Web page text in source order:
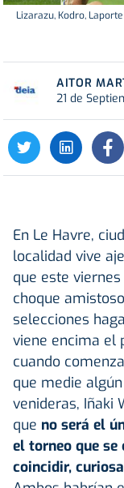
Lizarazu, Kodro,
AITOR
21 de
En Le Havre,
localidad vive
que este
choque
selecciones
viene encima el
cuando
que medie
venideras, Iñaki
que no será el
el torneo que se
coincidir,